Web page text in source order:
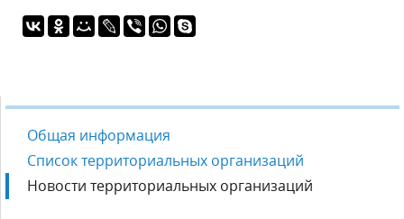
Общая информация
Список территориальных организаций
Новости территориальных организаций